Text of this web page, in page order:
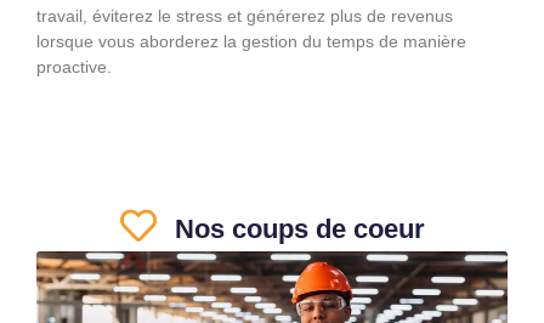
travail, éviterez le stress et générerez plus de revenus
lorsque vous aborderez la gestion du temps de manière
proactive.
Nos coups de coeur